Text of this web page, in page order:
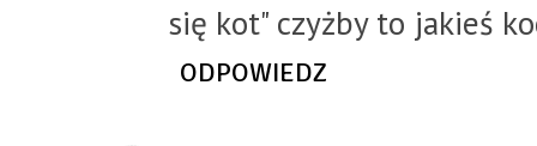
się kot" czyżby to jakieś
ODPOWIEDZ